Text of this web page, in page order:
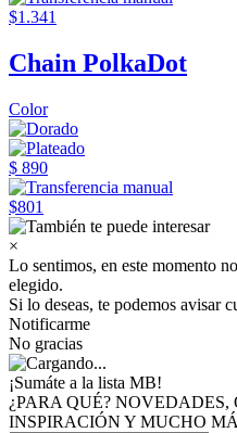
$1.341
Chain PolkaDot
Color
$ 890
$801
×
Lo sentimos, en este momento
elegido.
Si lo deseas, te podemos avisar
Notificarme
No gracias
¡Sumáte a la lista MB!
¿PARA QUÉ? NOVEDADES,
INSPIRACIÓN Y MUCHO